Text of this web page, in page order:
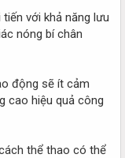
với khả năng lưu
nóng bí chân
động sẽ ít cảm
cao hiệu quả công
thể thao có thể